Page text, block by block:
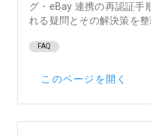
グ・eBay 連携の再認証手
れる疑問とその解決策を
FAQ
このページを開く